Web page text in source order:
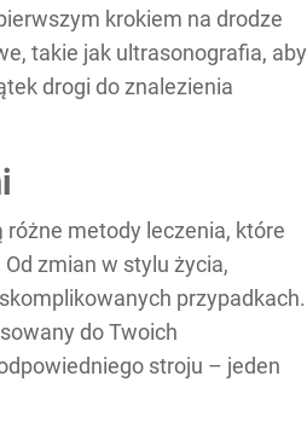
krokiem na drodze
takie jak ultrasonografia, aby
drogi do znalezienia
metody leczenia, które
zmian w stylu życia,
przypadkach.
do Twoich
stroju – jeden